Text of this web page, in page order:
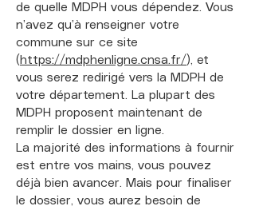
de quelle MDPH vous dépendez. Vous
n’avez qu’à renseigner votre
commune sur ce site
( https://mdphenligne.cnsa.fr/), et
vous serez redirigé vers la MDPH de
votre département. La plupart des
MDPH proposent maintenant de
remplir le dossier en ligne.
La majorité des informations à fournir
est entre vos mains, vous pouvez
déjà bien avancer. Mais pour finaliser
le dossier, vous aurez besoin de